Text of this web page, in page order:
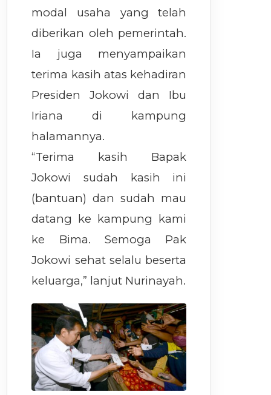
modal usaha yang telah
diberikan oleh pemerintah.
Ia juga menyampaikan
terima kasih atas kehadiran
Presiden Jokowi dan Ibu
Iriana di kampung
halamannya.
“Terima kasih Bapak
Jokowi sudah kasih ini
(bantuan) dan sudah mau
datang ke kampung kami
ke Bima. Semoga Pak
Jokowi sehat selalu beserta
keluarga,” lanjut Nurinayah.